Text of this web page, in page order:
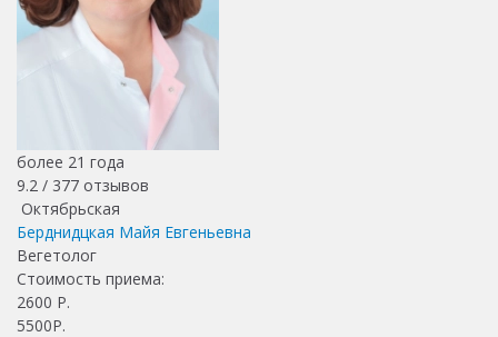
более 21 года
9.2 / 377 отзывов
Октябрьская
Берднидцкая Майя Евгеньевна
Вегетолог
Стоимость приема:
2600 Р.
5500Р.